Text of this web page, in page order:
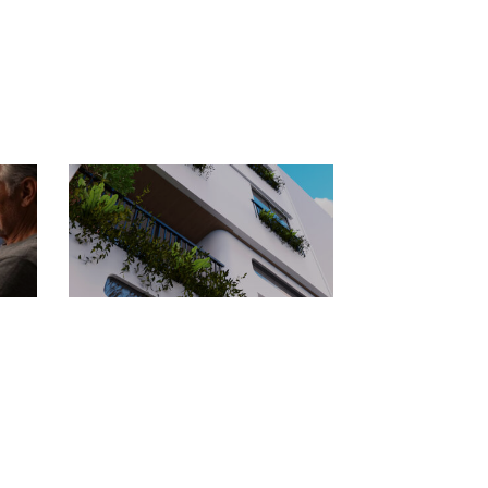
H2Home – Architecture &
Interior Design